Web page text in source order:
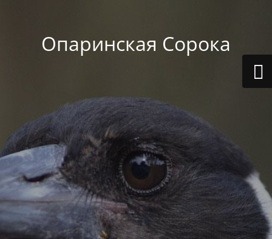
Опаринская Сорока